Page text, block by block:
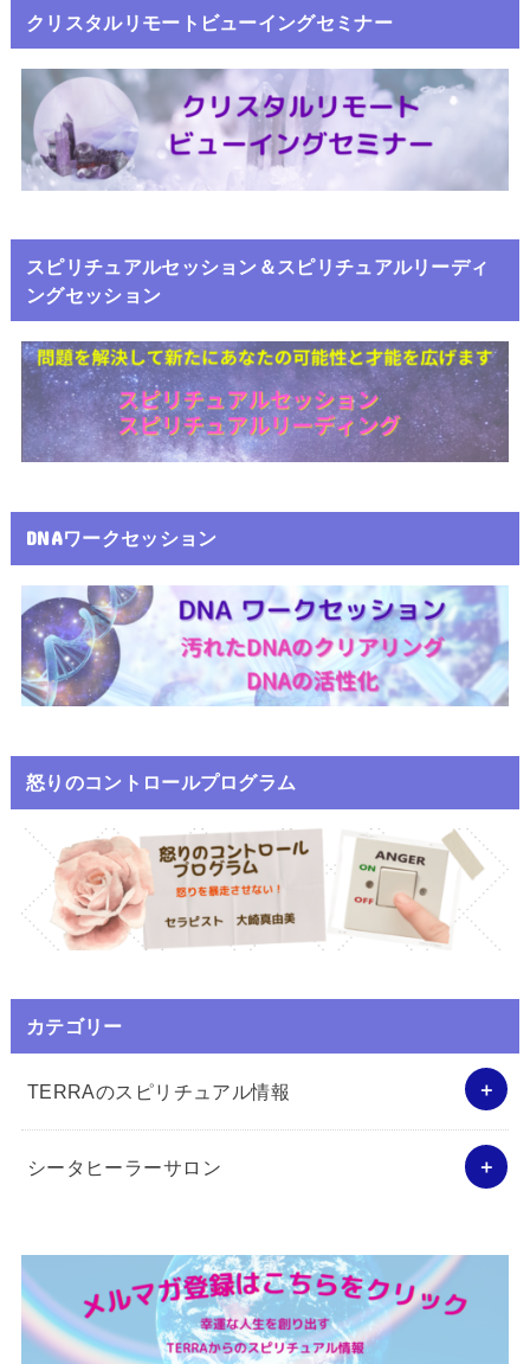
クリスタルリモートビューイングセミナー
スピリチュアルセッション＆スピリチュアルリーディ
ングセッション
DNAワークセッション
怒りのコントロールプログラム
カテゴリー
TERRAのスピリチュアル情報
シータヒーラーサロン